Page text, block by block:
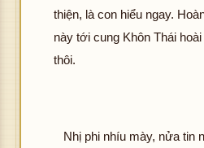
thiện, là con hiểu ngay.
này tới cung Khôn Thái
thôi.
Nhị phi nhíu mày, nửa tin